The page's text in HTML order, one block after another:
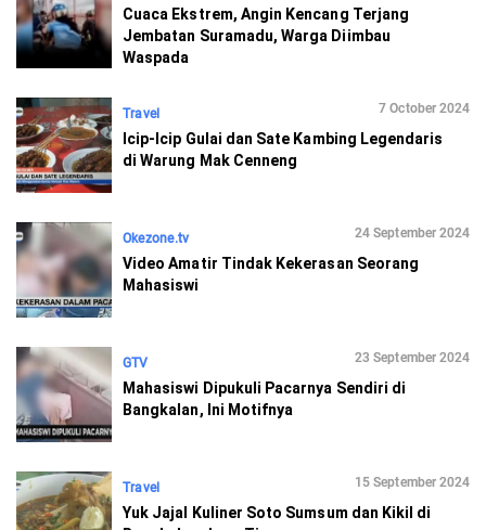
Cuaca Ekstrem, Angin Kencang Terjang
Jembatan Suramadu, Warga Diimbau
Waspada
Travel 7 October 2024
Icip-Icip Gulai dan Sate Kambing Legendaris
di Warung Mak Cenneng
Okezone.tv 24 September 2024
Video Amatir Tindak Kekerasan Seorang
Mahasiswi
GTV 23 September 2024
Mahasiswi Dipukuli Pacarnya Sendiri di
Bangkalan, Ini Motifnya
Travel 15 September 2024
Yuk Jajal Kuliner Soto Sumsum dan Kikil di